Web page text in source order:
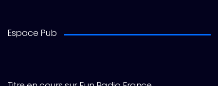
Espace Pub